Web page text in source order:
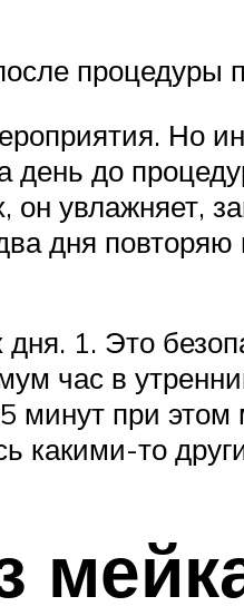
процедуры
Но
день до
он увлажняет,
дня повторяю
1. Это
час в
минут при
какими-то